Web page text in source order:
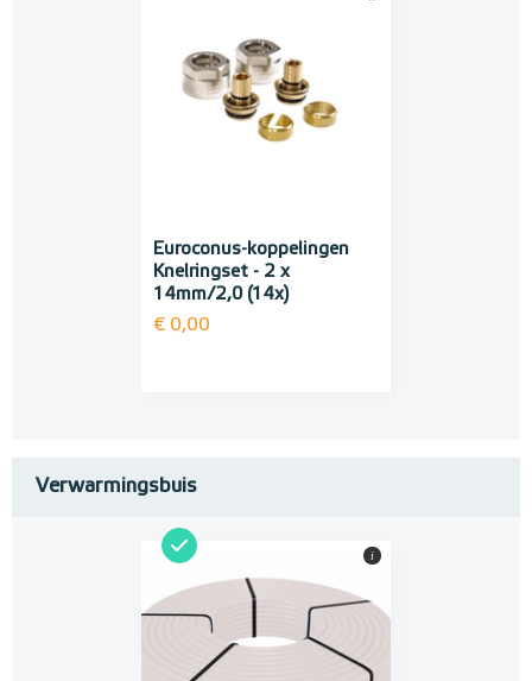
Euroconus-koppelingen
Knelringset - 2 x
14mm/2,0 (14x)
€ 0,00
Verwarmingsbuis
i